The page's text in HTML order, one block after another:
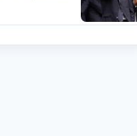
الفيفا».. وإقالة